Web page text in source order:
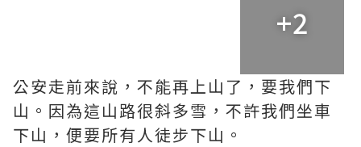
+2
公安走前來說，不能再上山了，要我們下
山。因為這山路很斜多雪，不許我們坐車
下山，便要所有人徒步下山。